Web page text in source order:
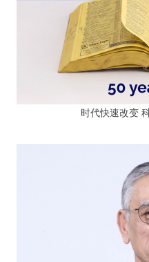
时代快速改变